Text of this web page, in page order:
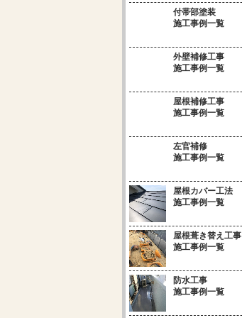
付帯部塗装
施工事例一覧
外壁補修工事
施工事例一覧
屋根補修工事
施工事例一覧
左官補修
施工事例一覧
屋根カバー工法
施工事例一覧
屋根葺き替え工事
施工事例一覧
防水工事
施工事例一覧